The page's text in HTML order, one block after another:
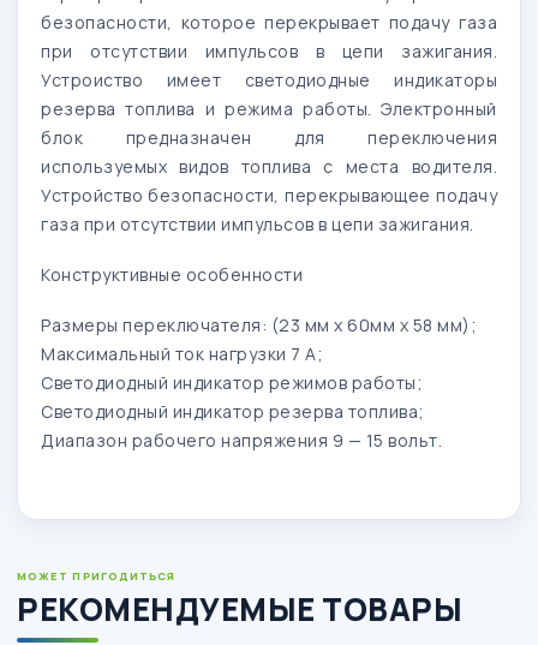
безопасности, которое перекрывает подачу газа
при отсутствии импульсов в цепи зажигания.
Устроиство имеет светодиодные индикаторы
резерва топлива и режима работы. Электронный
блок предназначен для переключения
используемых видов топлива с места водителя.
Устройство безопасности, перекрывающее подачу
газа при отсутствии импульсов в цепи зажигания.
Конструктивные особенности
Размеры переключателя: (23 мм х 60мм х 58 мм);
Максимальный ток нагрузки 7 А;
Светодиодный индикатор режимов работы;
Светодиодный индикатор резерва топлива;
Диапазон рабочего напряжения 9 — 15 вольт.
МОЖЕТ ПРИГОДИТЬСЯ
РЕКОМЕНДУЕМЫЕ ТОВАРЫ